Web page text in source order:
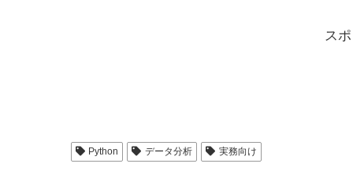
ス
Python データ分析 実務向け